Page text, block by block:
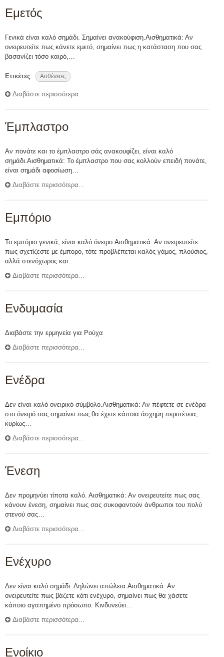
Εμετός
Γενικά είναι καλό σημάδι. Σημαίνει ανακούφιση.Αισθηματικά: Αν
ονειρευτείτε πως κάνετε εμετό, σημαίνει πως η κατάσταση που σας
βασανίζει τόσο καιρό,…
Ετικέτες Ασθένειες
Διαβάστε περισσότερα...
Έμπλαστρο
Αν πονάτε και το έμπλαστρο σάς ανακουφίζει, είναι καλό
σημάδι.Αισθηματικά: Το έμπλαστρο που σας κολλούν επειδή πονάτε,
είναι σημάδι αφοσίωση…
Διαβάστε περισσότερα...
Εμπόριο
Το εμπόριο γενικά, είναι καλό όνειρο.Αισθηματικά: Αν ονειρευτείτε
πως σχετίζεστε με έμπορο, τότε προβλέπεται καλός γάμος, πλούσιος,
αλλά στενόχωρος και…
Διαβάστε περισσότερα...
Ενδυμασία
Διαβάστε την ερμηνεία για Ρούχα
Διαβάστε περισσότερα...
Ενέδρα
Δεν είναι καλό ονειρικό σύμβολο.Αισθηματικά: Αν πέφτετε σε ενέδρα
στο όνειρό σας σημαίνει πως θα έχετε κάποια άσχημη περιπέτεια,
κυρίως…
Διαβάστε περισσότερα...
Ένεση
Δεν προμηνύει τίποτα καλό. Αισθηματικά: Αν ονειρευτείτε πως σας
κάνουν ένεση, σημαίνει πως σας συκοφαντούν άνθρωποι του πολύ
στενού σας…
Διαβάστε περισσότερα...
Ενέχυρο
Δεν είναι καλό σημάδι. Δηλώνει απώλεια.Αισθηματικά: Αν
ονειρευτείτε πως βάζετε κάτι ενέχυρο, σημαίνει πως θα χάσετε
κάποιο αγαπημένο πρόσωπο. Κινδυνεύει…
Διαβάστε περισσότερα...
Ενοίκιο